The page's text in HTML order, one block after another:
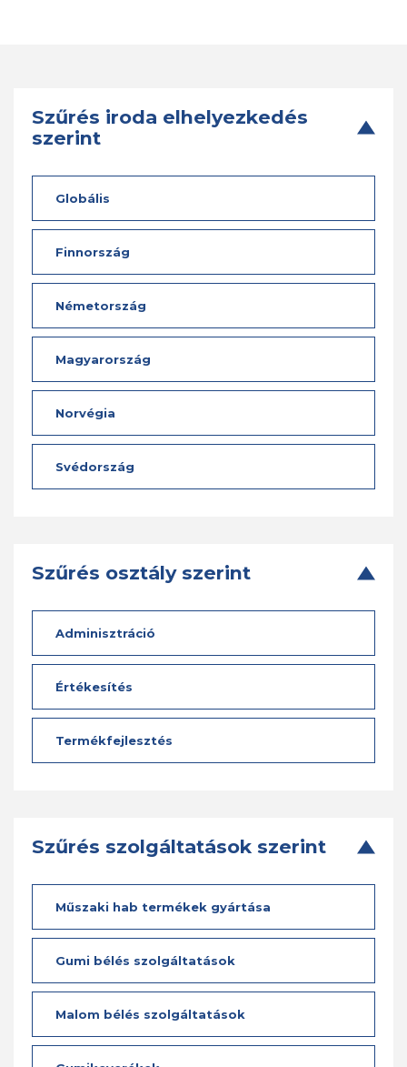
Szűrés iroda elhelyezkedés
szerint
Globális
Finnország
Németország
Magyarország
Norvégia
Svédország
Szűrés osztály szerint
Adminisztráció
Értékesítés
Termékfejlesztés
Szűrés szolgáltatások szerint
Műszaki hab termékek gyártása
Gumi bélés szolgáltatások
Malom bélés szolgáltatások